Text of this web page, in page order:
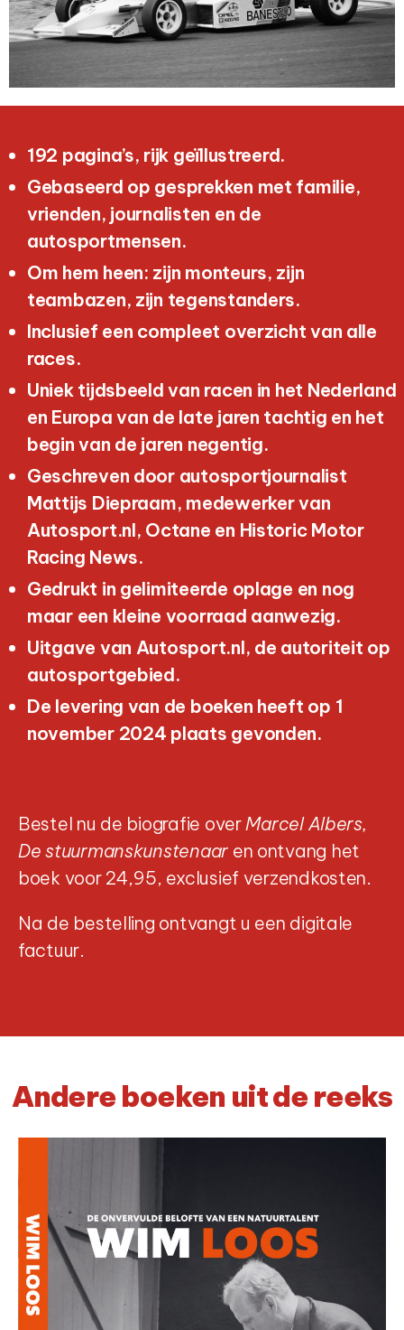
192 pagina’s, rijk geïllustreerd.
Gebaseerd op gesprekken met familie,
vrienden, journalisten en de
autosportmensen.
Om hem heen: zijn monteurs, zijn
teambazen, zijn tegenstanders.
Inclusief een compleet overzicht van alle
races.
Uniek tijdsbeeld van racen in het Nederland
en Europa van de late jaren tachtig en het
begin van de jaren negentig.
Geschreven door autosportjournalist
Mattijs Diepraam, medewerker van
Autosport.nl, Octane en Historic Motor
Racing News.
Gedrukt in gelimiteerde oplage en nog
maar een kleine voorraad aanwezig.
Uitgave van Autosport.nl, de autoriteit op
autosportgebied.
De levering van de boeken heeft op 1
november 2024 plaats gevonden.
Bestel nu de biografie overMarcel Albers,
De stuurmanskunstenaar en ontvang het
boek voor 24,95, exclusief verzendkosten.
Na de bestelling ontvangt u een digitale
factuur.
Andere boeken uit de reeks